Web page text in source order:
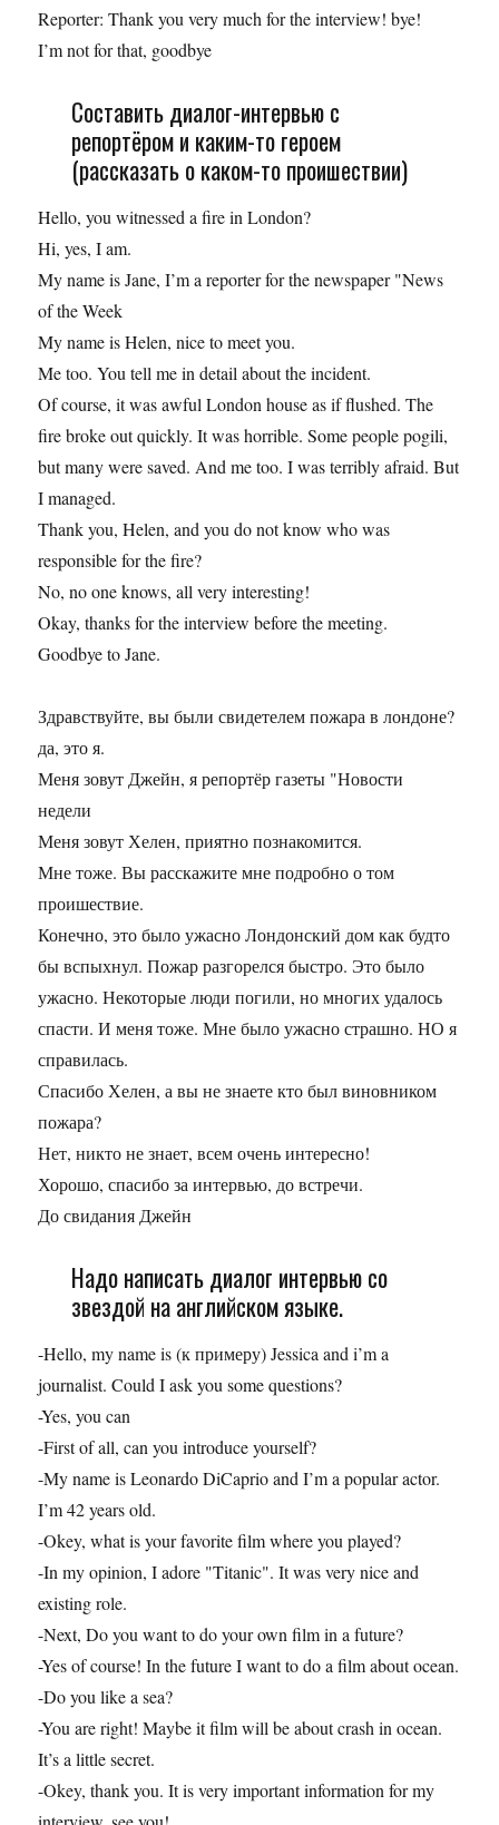
Reporter: Thank you very much for the interview! bye!
I’m not for that, goodbye
Составить диалог-интервью с
репортёром и каким-то героем
(рассказать о каком-то проишествии)
Hello, you witnessed a fire in London?
Hi, yes, I am.
My name is Jane, I’m a reporter for the newspaper "News
of the Week
My name is Helen, nice to meet you.
Me too. You tell me in detail about the incident.
Of course, it was awful London house as if flushed. The
fire broke out quickly. It was horrible. Some people pogili,
but many were saved. And me too. I was terribly afraid. But
I managed.
Thank you, Helen, and you do not know who was
responsible for the fire?
No, no one knows, all very interesting!
Okay, thanks for the interview before the meeting.
Goodbye to Jane.
Здравствуйте, вы были свидетелем пожара в лондоне?
да, это я.
Меня зовут Джейн, я репортёр газеты "Новости
недели
Меня зовут Хелен, приятно познакомится.
Мне тоже. Вы расскажите мне подробно о том
проишествие.
Конечно, это было ужасно Лондонский дом как будто
бы вспыхнул. Пожар разгорелся быстро. Это было
ужасно. Некоторые люди погили, но многих удалось
спасти. И меня тоже. Мне было ужасно страшно. НО я
справилась.
Спасибо Хелен, а вы не знаете кто был виновником
пожара?
Нет, никто не знает, всем очень интересно!
Хорошо, спасибо за интервью, до встречи.
До свидания Джейн
Надо написать диалог интервью со
звездой на английском языке.
-Hello, my name is (к примеру) Jessica and i’m a
journalist. Could I ask you some questions?
-Yes, you can
-First of all, can you introduce yourself?
-My name is Leonardo DiCaprio and I’m a popular actor.
I’m 42 years old.
-Okey, what is your favorite film where you played?
-In my opinion, I adore "Titanic". It was very nice and
existing role.
-Next, Do you want to do your own film in a future?
-Yes of course! In the future I want to do a film about ocean.
-Do you like a sea?
-You are right! Maybe it film will be about crash in ocean.
It’s a little secret.
-Okey, thank you. It is very important information for my